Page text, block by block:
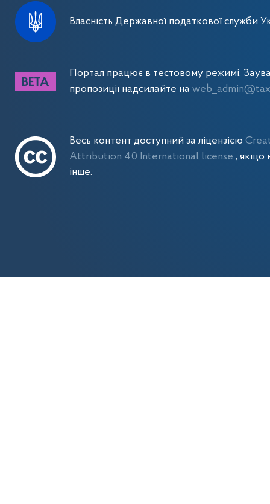
Власність Державної податкової служби
Портал працює в тестовому режимі.
пропозиції надсилайте на
Весь контент доступний за ліцензією
Attribution 4.0 International license , якщо
інше.